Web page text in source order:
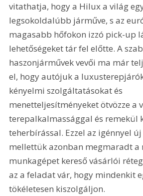
vitathatja, hogy a Hilux a világ
legsokoldalúbb járműve, s az
magasabb hőfokon izzó pick-up
lehetőségeket tár fel előtte. A
haszonjárművek vevői ma már
el, hogy autójuk a
kényelmi szolgáltatásokat és
menetteljesítményeket ötvözze a
terepalkalmassággal és remekül
teherbírással. Ezzel az igénnyel
mellettük azonban megmaradt a
munkagépet kereső vásárlói
az a feladat vár, hogy mindenkit
tökéletesen kiszolgáljon.